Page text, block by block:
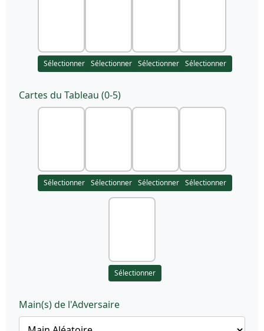
Sélectionner Sélectionner Sélectionner Sélectionner
Cartes du Tableau (0-5)
Sélectionner Sélectionner Sélectionner Sélectionner
Sélectionner
Main(s) de l'Adversaire